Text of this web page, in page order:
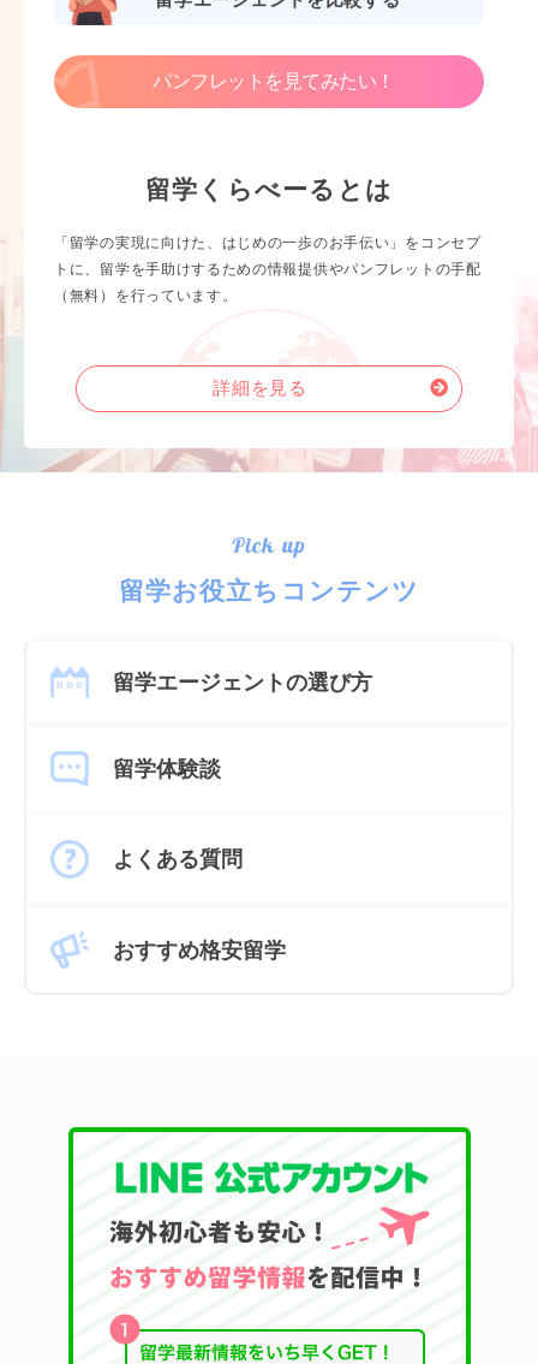
パンフレットを見てみたい！
留学くらべーるとは
「留学の実現に向けた、はじめの一歩のお手伝い」をコンセプ
トに、留学を手助けするための情報提供やパンフレットの手配
（無料）を行っています。
詳細を見る
Pick up
留学お役立ちコンテンツ
留学エージェントの選び方
留学体験談
よくある質問
おすすめ格安留学